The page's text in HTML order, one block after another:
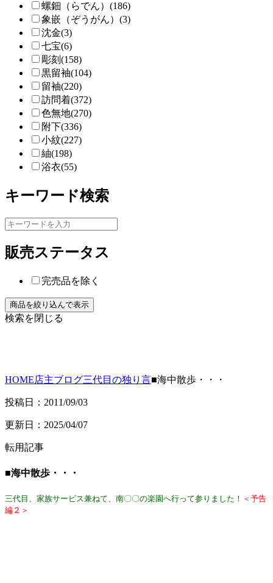
螺鈿（らでん）(186)
象嵌（ぞうがん）(3)
沈金(3)
七宝(6)
彫刻(158)
黒留袖(104)
留袖(220)
訪問着(372)
色無地(270)
附下(336)
小紋(227)
紬(198)
浴衣(55)
キーワード検索
販売ステータス
完売品を除く
検索を閉じる
HOME店主ブログ三代目の独り言■海中散歩・・・
投稿日：2011/09/03
更新日：2025/04/07
転用記事
■海中散歩・・・
三代目、家族サービス兼ねて、南〇〇の楽園へ行って参りました！ ＜予告
編２＞